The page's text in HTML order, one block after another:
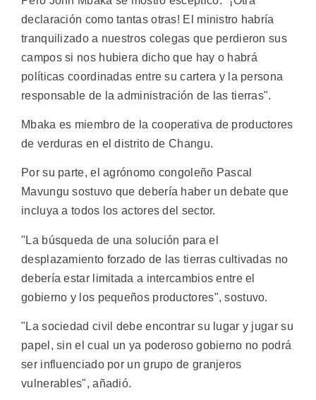
declaración como tantas otras! El ministro habría
tranquilizado a nuestros colegas que perdieron sus
campos si nos hubiera dicho que hay o habrá
políticas coordinadas entre su cartera y la persona
responsable de la administración de las tierras".
Mbaka es miembro de la cooperativa de productores
de verduras en el distrito de Changu.
Por su parte, el agrónomo congoleño Pascal
Mavungu sostuvo que debería haber un debate que
incluya a todos los actores del sector.
"La búsqueda de una solución para el
desplazamiento forzado de las tierras cultivadas no
debería estar limitada a intercambios entre el
gobierno y los pequeños productores", sostuvo.
"La sociedad civil debe encontrar su lugar y jugar su
papel, sin el cual un ya poderoso gobierno no podrá
ser influenciado por un grupo de granjeros
vulnerables", añadió.